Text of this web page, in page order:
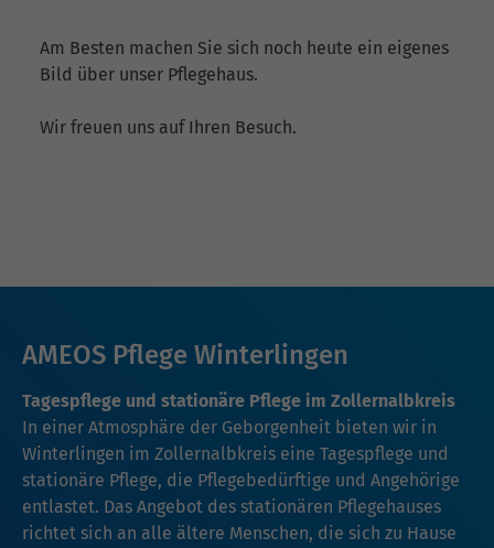
Am Besten machen Sie sich noch heute ein eigenes
Bild über unser Pflegehaus.
Wir freuen uns auf Ihren Besuch.
AMEOS Pflege Winterlingen
Tagespflege und stationäre Pflege im Zollernalbkreis
In einer Atmosphäre der Geborgenheit bieten wir in
Winterlingen im Zollernalbkreis eine Tagespflege und
stationäre Pflege, die Pflegebedürftige und Angehörige
entlastet. Das Angebot des stationären Pflegehauses
richtet sich an alle ältere Menschen, die sich zu Hause